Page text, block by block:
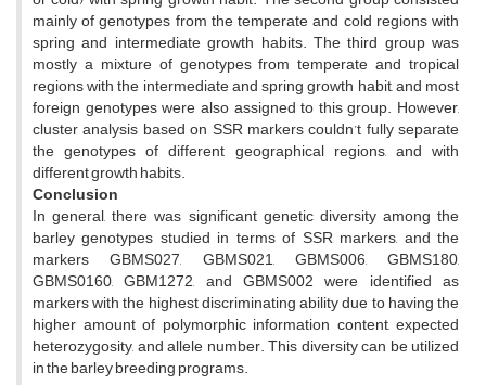
mainly of genotypes from the temperate and cold regions with
spring and intermediate growth habits. The third group was
mostly a mixture of genotypes from temperate and tropical
regions with the intermediate and spring growth habit, and most
foreign genotypes were also assigned to this group. However,
cluster analysis based on SSR markers couldn’t fully separate
the genotypes of different geographical regions, and with
different growth habits.
Conclusion
In general, there was significant genetic diversity among the
barley genotypes studied in terms of SSR markers, and the
markers GBMS027, GBMS021, GBMS006, GBMS180,
GBMS0160, GBM1272, and GBMS002 were identified as
markers with the highest discriminating ability due to having the
higher amount of polymorphic information content, expected
heterozygosity, and allele number. This diversity can be utilized
in the barley breeding programs.